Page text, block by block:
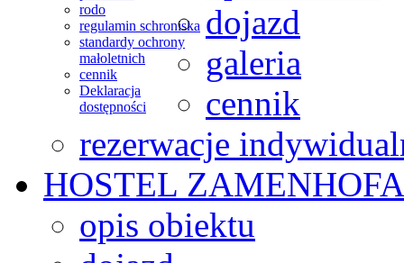
rodo
regulamin schroniska
standardy ochrony
małoletnich
cennik
Deklaracja
dostępności
dojazd
galeria
cennik
rezerwacje
HOSTEL
opis obiektu